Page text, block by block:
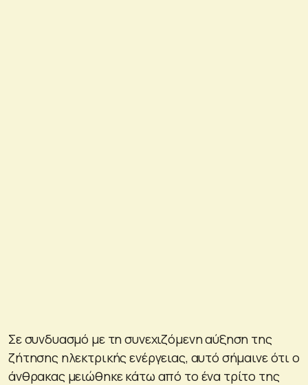
Σε συνδυασμό με τη συνεχιζόμενη αύξηση της
ζήτησης ηλεκτρικής ενέργειας, αυτό σήμαινε ότι ο
άνθρακας μειώθηκε κάτω από το ένα τρίτο της